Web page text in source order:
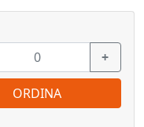
+
ORDINA